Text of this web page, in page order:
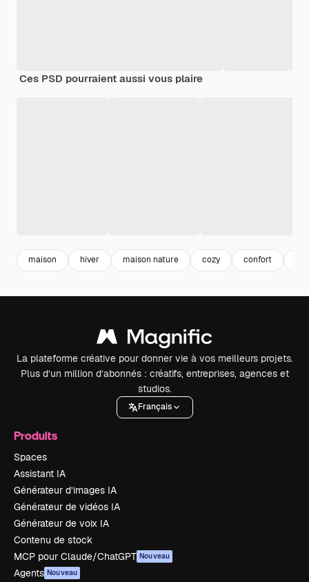
Ces PSD pourraient aussi vous plaire
maison hiver maison nature cozy confort
La plateforme créative pour donner vie à vos meilleurs projets.
Plus d’un million d’abonnés : créatifs, entreprises, agences et
studios.
Français
Produits
Spaces
Assistant IA
Générateur d’images IA
Générateur de vidéos IA
Générateur de voix IA
Contenu de stock
MCP pour Claude/ChatGPT Nouveau
Agents Nouveau